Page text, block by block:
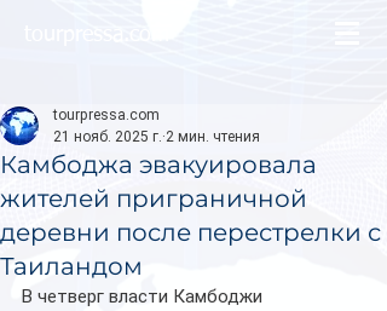
Камбоджа эвакуировала
жителей приграничной
деревни после перестрелки с
Таиландом
tourpressa.com
21 нояб. 2025 г. 2 мин. чтения
В четверг власти Камбоджи